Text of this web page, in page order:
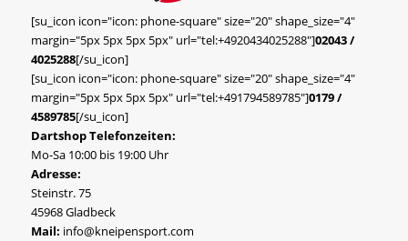
[su_icon icon="icon: phone-square" size="20" shape_size="4"
margin="5px 5px 5px 5px" url="tel:+4920434025288"]02043 /
4025288[/su_icon]
[su_icon icon="icon: phone-square" size="20" shape_size="4"
margin="5px 5px 5px 5px" url="tel:+491794589785"]0179 /
4589785[/su_icon]
Dartshop Telefonzeiten:
Mo-Sa 10:00 bis 19:00 Uhr
Adresse:
Steinstr. 75
45968 Gladbeck
Mail: info@kneipensport.com